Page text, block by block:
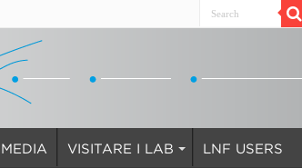
VISITARE I LAB LNF USERS